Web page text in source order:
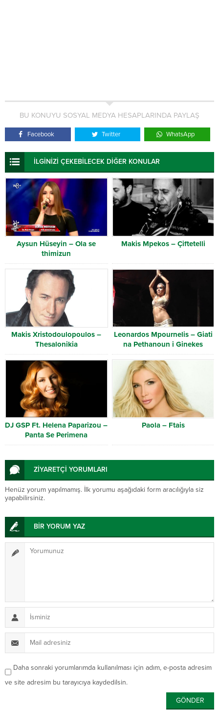
BU KONUYU SOSYAL MEDYA HESAPLARINDA PAYLAŞ
Facebook Twitter WhatsApp
İLGİNİZİ ÇEKEBİLECEK DİĞER KONULAR
Aysun Hüseyin – Ola se
thimizun
Makis Mpekos – Çiftetelli
Makis Xristodoulopoulos –
Thesalonikia
Leonardos Mpournelis – Giati
na Pethanoun i Ginekes
DJ GSP Ft. Helena Paparizou –
Panta Se Perimena
Paola – Ftais
ZİYARETÇİ YORUMLARI
Henüz yorum yapılmamış. İlk yorumu aşağıdaki form aracılığıyla siz
yapabilirsiniz.
BİR YORUM YAZ
Daha sonraki yorumlarımda kullanılması için adım, e-posta adresim
ve site adresim bu tarayıcıya kaydedilsin.